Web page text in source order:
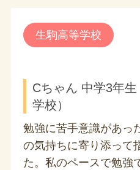
生駒高等学校
Cちゃん 中学3年
学校）
勉強に苦手意識があっ
の気持ちに寄り添って
た。私のペースで勉強